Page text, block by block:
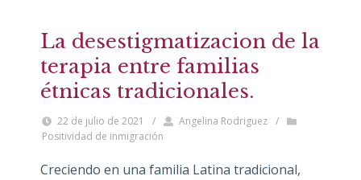
La desestigmatizacion de la
terapia entre familias
étnicas tradicionales.
22 de julio de 2021 / Angelina Rodriguez /
Positividad de inmigración
Creciendo en una familia Latina tradicional,